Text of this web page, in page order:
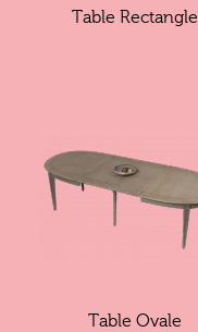
Table Rectangle
Table Ovale